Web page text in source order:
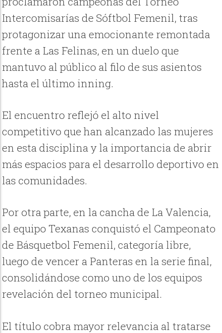
Intercomisarías de Sóftbol Femenil, tras
protagonizar una emocionante remontada
frente a Las Felinas, en un duelo que
mantuvo al público al filo de sus asientos
hasta el último inning.
El encuentro reflejó el alto nivel
competitivo que han alcanzado las mujeres
en esta disciplina y la importancia de abrir
más espacios para el desarrollo deportivo en
las comunidades.
Por otra parte, en la cancha de La Valencia,
el equipo Texanas conquistó el Campeonato
de Básquetbol Femenil, categoría libre,
luego de vencer a Panteras en la serie final,
consolidándose como uno de los equipos
revelación del torneo municipal.
El título cobra mayor relevancia al tratarse